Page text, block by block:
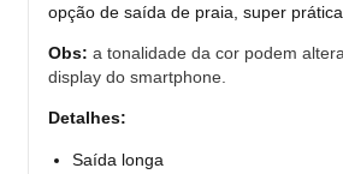
opção de saída de praia, super
Obs: a tonalidade da cor podem
display do smartphone.
Detalhes:
Saída longa